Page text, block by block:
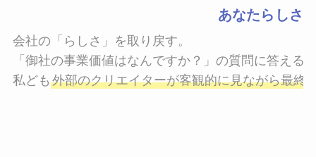
あなたらしさ
会社の「らしさ」を取り戻す。
「御社の事業価値はなんですか？」の質問に答える
私ども 外部のクリエイターが客観的に見ながら最終